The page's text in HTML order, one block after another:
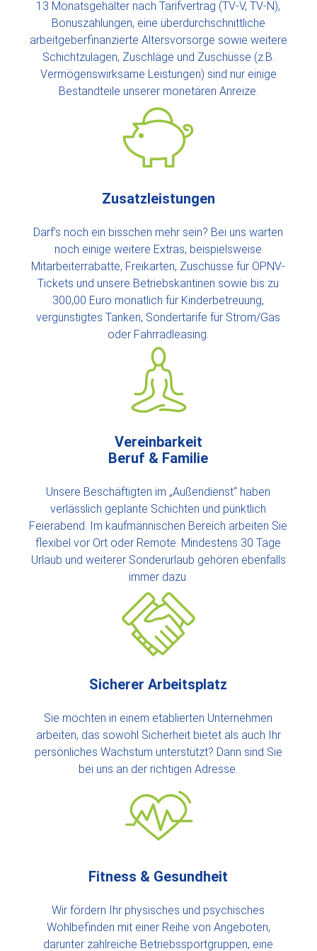
13 Monatsgehälter nach Tarifvertrag (TV-V, TV-N),
Bonuszahlungen, eine überdurchschnittliche
arbeitgeberfinanzierte Altersvorsorge sowie weitere
Schichtzulagen, Zuschläge und Zuschüsse (z.B.
Vermögenswirksame Leistungen) sind nur einige
Bestandteile unserer monetären Anreize.
Zusatzleistungen
Darf’s noch ein bisschen mehr sein? Bei uns warten
noch einige weitere Extras, beispielsweise
Mitarbeiterrabatte, Freikarten, Zuschüsse für ÖPNV-
Tickets und unsere Betriebskantinen sowie bis zu
300,00 Euro monatlich für Kinderbetreuung,
vergünstigtes Tanken, Sondertarife für Strom/Gas
oder Fahrradleasing.
Vereinbarkeit
Beruf & Familie
Unsere Beschäftigten im „Außendienst“ haben
verlässlich geplante Schichten und pünktlich
Feierabend. Im kaufmännischen Bereich arbeiten Sie
flexibel vor Ort oder Remote. Mindestens 30 Tage
Urlaub und weiterer Sonderurlaub gehören ebenfalls
immer dazu.
Sicherer Arbeitsplatz
Sie möchten in einem etablierten Unternehmen
arbeiten, das sowohl Sicherheit bietet als auch Ihr
persönliches Wachstum unterstützt? Dann sind Sie
bei uns an der richtigen Adresse.
Fitness & Gesundheit
Wir fördern Ihr physisches und psychisches
Wohlbefinden mit einer Reihe von Angeboten,
darunter zahlreiche Betriebssportgruppen, eine